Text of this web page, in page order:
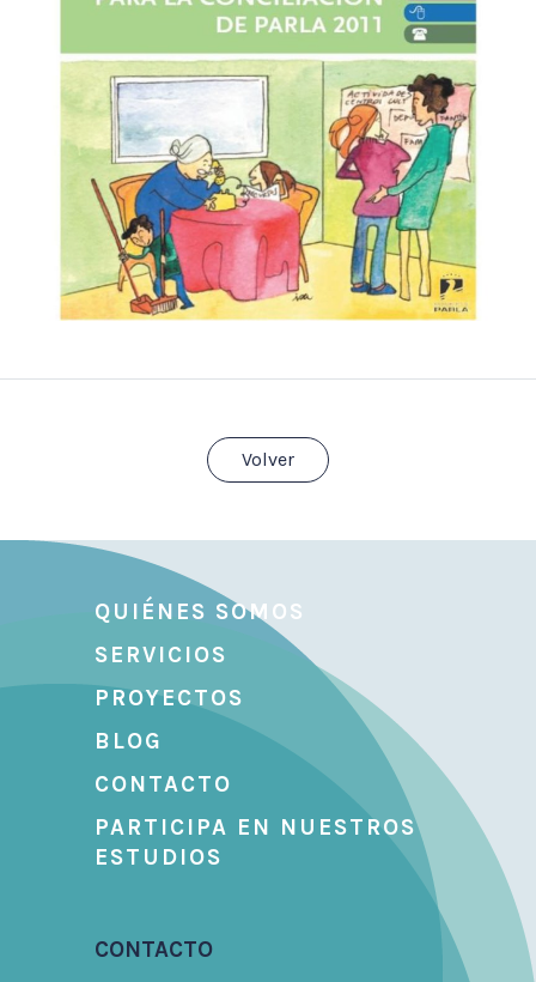
Volver
QUIÉNES SOMOS
SERVICIOS
PROYECTOS
BLOG
CONTACTO
PARTICIPA EN NUESTROS
ESTUDIOS
CONTACTO